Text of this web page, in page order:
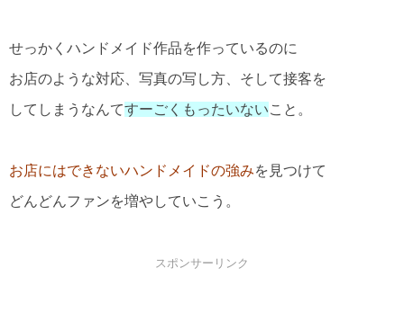
せっかくハンドメイド作品を作っているのに
お店のような対応、写真の写し方、そして接客を
してしまうなんてすーごくもったいないこと。
お店にはできないハンドメイドの強みを見つけて
どんどんファンを増やしていこう。
スポンサーリンク